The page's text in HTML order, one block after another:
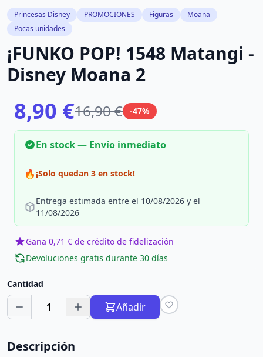
Princesas Disney PROMOCIONES Figuras
Moana
Pocas unidades
¡FUNKO POP! 1548 Matangi -
Disney Moana 2
8,90 €16,90 € -47%
En stock — Envío inmediato
🔥¡Solo quedan 3 en stock!
Entrega estimada entre el 10/08/2026 y el
11/08/2026
Gana 0,71 € de crédito de fidelización
Devoluciones gratis durante 30 días
Cantidad
1 Añadir
Descripción